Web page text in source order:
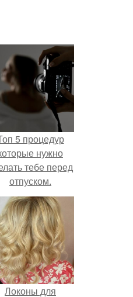
5 процедур
нужно
тебе перед
отпуском.
Локоны для